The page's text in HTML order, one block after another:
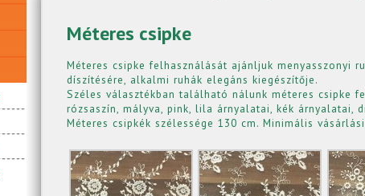
Méteres csipke
Méteres csipke felhasználását ajánljuk menyasszonyi
díszítésére, alkalmi ruhák elegáns kiegészítője.
Széles választékban található nálunk méteres csipke
rózsaszín, mályva, pink, lila árnyalatai, kék árnyalatai,
Méteres csipkék szélessége 130 cm. Minimális